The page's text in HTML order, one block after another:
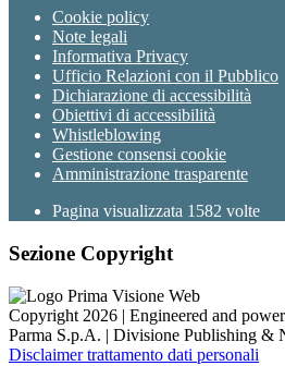
Cookie policy
Note legali
Informativa Privacy
Ufficio Relazioni con il Pubblico
Dichiarazione di accessibilità
Obiettivi di accessibilità
Whistleblowing
Gestione consensi cookie
Amministrazione trasparente
Pagina visualizzata 1582 volte
Sezione Copyright
Copyright 2026 | Engineered and
Parma S.p.A. | Divisione Publishing &
Disclaimer trattamento dati personali